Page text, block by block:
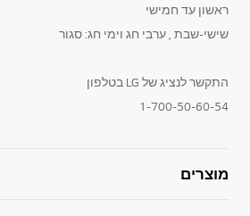
ראשון עד חמישי
שישי-שבת , ערבי חג וימי חג: סגור
התקשר לנציג של LG בטלפון
1-700-50-60-54
מוצרים